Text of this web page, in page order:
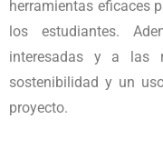
herramientas eficaces
los estudiantes.
interesadas y a las
sostenibilidad y un
proyecto.